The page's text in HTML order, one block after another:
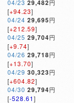
04/23 29,482円
[+94.23]
04/24 29,695円
[+212.59]
04/25 29,704円
[+9.74]
04/26 29,718円
[+13.70]
04/29 30,323円
[+604.82]
04/30 29,794円
[-528.61]